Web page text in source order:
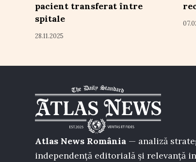
pacient transferat între
spitale
28.11.2025
Atlas News România — analiză
independență editorială și relevanță